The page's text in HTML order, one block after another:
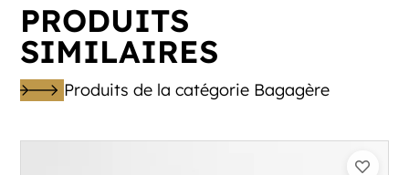
PRODUITS
SIMILAIRES
Produits de la catégorie Bagagère